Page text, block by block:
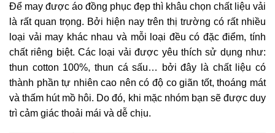
Để may được áo đồng phục đẹp thì khâu chọn chất liệu vải
là rất quan trọng. Bởi hiện nay trên thị trường có rất nhiều
loại vải may khác nhau và mỗi loại đều có đặc điểm, tính
chất riêng biệt. Các loại vải được yêu thích sử dụng như:
thun cotton 100%, thun cá sấu… bởi đây là chất liệu có
thành phần tự nhiên cao nên có độ co giãn tốt, thoáng mát
và thấm hút mồ hôi. Do đó, khi mặc nhóm bạn sẽ được duy
trì cảm giác thoải mái và dễ chịu.